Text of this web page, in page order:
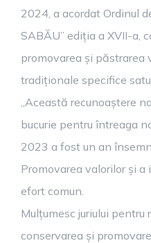
2024, a acordat Ordinul
SABĂU” ediția a XVII-a,
promovarea și păstrarea
tradiționale specifice
„Această recunoaștere
bucurie pentru întreaga
2023 a fost un an
Promovarea valorilor și
efort comun.
Mulțumesc juriului pentru
conservarea și